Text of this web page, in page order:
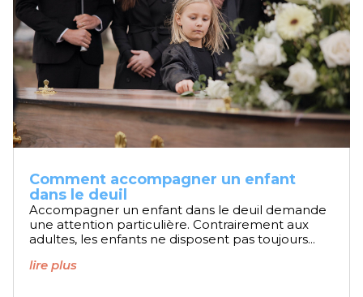
Comment accompagner un enfant
dans le deuil
Accompagner un enfant dans le deuil demande
une attention particulière. Contrairement aux
adultes, les enfants ne disposent pas toujours...
lire plus